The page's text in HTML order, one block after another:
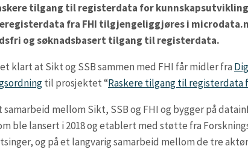
tilgang til registerdata for
fra FHI tilgjengeliggjøres i
og søknadsbasert tilgang til registerdata.
klart at Sikt og SSB sammen med FHI får midler fra
til prosjektet “Raskere tilgang til
mellom Sikt, SSB og FHI og bygger på
ble lansert i 2018 og etablert med støtte fra
og på et langvarig samarbeid mellom de tre